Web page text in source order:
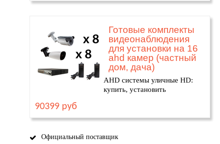
Готовые комплекты
видеонаблюдения
для установки на 16
ahd камер (частный
дом, дача)
AHD системы уличные HD:
купить, установить
90399 руб
Официальный поставщик